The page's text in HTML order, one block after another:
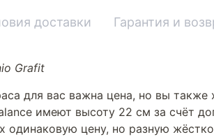
доставки Гарантия и
Grafit
для вас важна цена, но вы
имеют высоту 22 см за счёт
цену, но разную